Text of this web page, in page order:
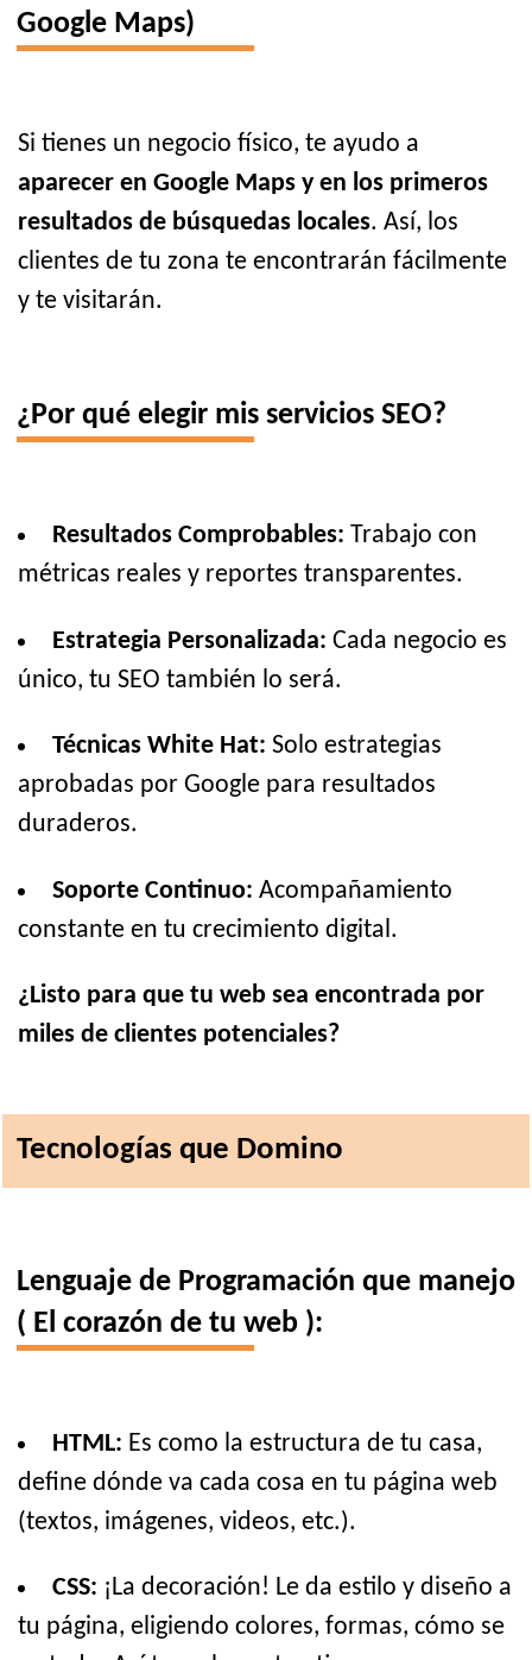
Google Maps)
Si tienes un negocio físico, te ayudo a
aparecer en Google Maps y en los primeros
resultados de búsquedas locales. Así, los
clientes de tu zona te encontrarán fácilmente
y te visitarán.
¿Por qué elegir mis servicios SEO?
Resultados Comprobables: Trabajo con
métricas reales y reportes transparentes.
Estrategia Personalizada: Cada negocio es
único, tu SEO también lo será.
Técnicas White Hat: Solo estrategias
aprobadas por Google para resultados
duraderos.
Soporte Continuo: Acompañamiento
constante en tu crecimiento digital.
¿Listo para que tu web sea encontrada por
miles de clientes potenciales?
Tecnologías que Domino
Lenguaje de Programación que manejo
( El corazón de tu web ):
HTML: Es como la estructura de tu casa,
define dónde va cada cosa en tu página web
(textos, imágenes, videos, etc.).
CSS: ¡La decoración! Le da estilo y diseño a
tu página, eligiendo colores, formas, cómo se